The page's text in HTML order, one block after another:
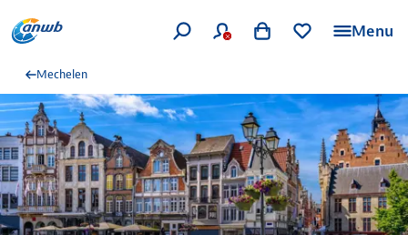
Menu
Mechelen